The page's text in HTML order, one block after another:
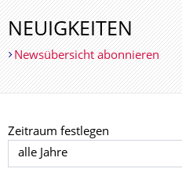
NEUIGKEITEN
Newsübersicht abonnieren
Zeitraum festlegen
Jahr auswählen